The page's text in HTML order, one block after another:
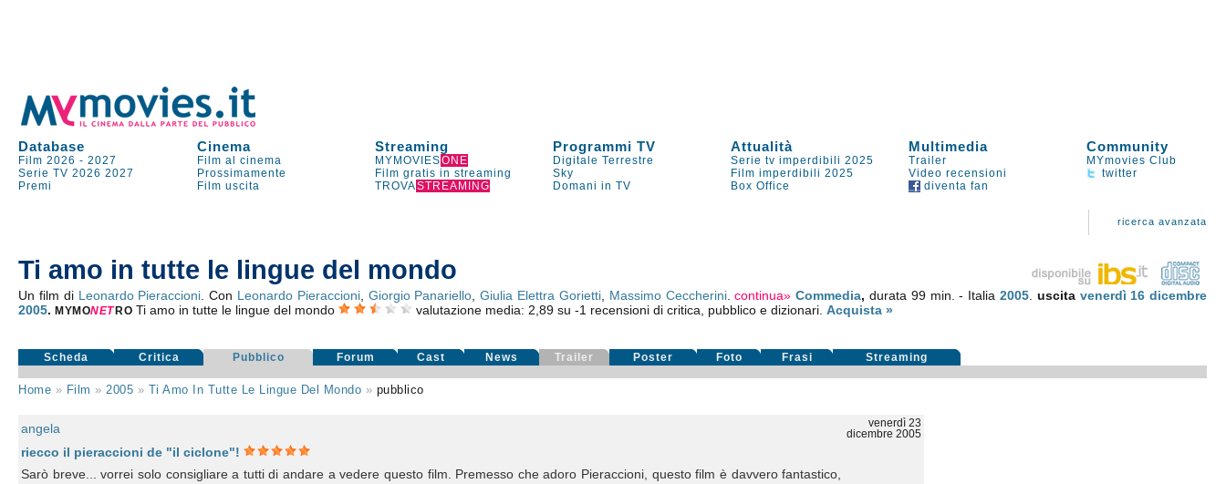
Database Cinema Streaming Programmi TV Attualità Multimedia Community
Film 2026 -2027 Film al cinema MYMOVIESONE Digitale Terrestre Serie tv imperdibili 2025 Trailer
MYmovies Club
Serie TV 2026 2027 Prossimamente Film gratis in streaming Sky Film imperdibili 2025 Video recensioni
twitter
Premi
Film uscita TROVASTREAMING Domani in TV Box Office diventa fan
ricerca avanzata
Ti amo in tutte le lingue del mondo
Un film di Leonardo Pieraccioni . Con Leonardo Pieraccioni, Giorgio Panariello ,Giulia Elettra Gorietti, Massimo Ceccherini.continua» Commedia, durata 99 min. - Italia2005 uscita venerdì 16 dicembre
2005.MYMONET RO Ti amo in tutte le lingue del mondo valutazione media: 2,89 su -1 recensioni di critica, pubblico e dizionari. Acquista »
Scheda Critica Pubblico Forum Cast News Trailer Poster Foto Frasi Streaming
Home » Film » 2005 » Ti Amo In Tutte Le Lingue Del Mondo » pubblico
angela
venerdì 23
dicembre 2005
riecco il pieraccioni de "il ciclone"!
Sarò breve... vorrei solo consigliare a tutti di andare a vedere questo film. Premesso che adoro Pieraccioni, questo film è davvero fantastico,